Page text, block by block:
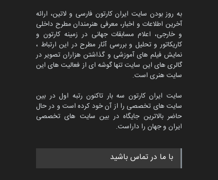
به روز بودن سایت ایران کارتون فارسی و لاتین، ارائه
آخرین اطلاعات و اخبار، معرفی هنرمندان مطرح داخلی
و خارجی، اعلام مسابقات جهانی در زمینه کارتون و
کاریکاتور و تحلیل و بررسی آثار مطرح در این ارتباط ،
نمایش فیلم های آموزشی و گذاشتن هزاران تصویر در
گالری های این سایت تنها گوشه ای از فعالیت های این
سایت هنری است.
سایت ایران کارتون سه بار تاکنون رتبه اول در بین
سایت های تخصصی را از آن خود کرده است و در حال
حاضر بالاترین جایگاه در بین سایت های تخصصی
ایران و جهان را داراست.
با ما در تماس باشید